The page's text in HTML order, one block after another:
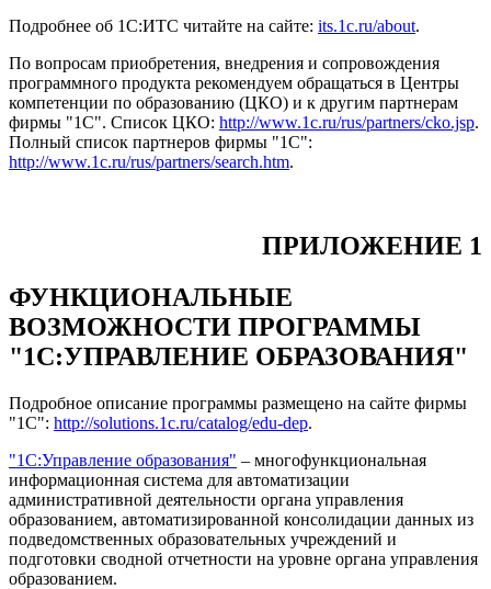
Подробнее об 1С:ИТС читайте на сайте: its.1c.ru/about.
По вопросам приобретения, внедрения и сопровождения
программного продукта рекомендуем обращаться в Центры
компетенции по образованию (ЦКО) и к другим партнерам
фирмы "1С". Список ЦКО: http://www.1c.ru/rus/partners/cko.jsp.
Полный список партнеров фирмы "1С":
http://www.1c.ru/rus/partners/search.htm.
ПРИЛОЖЕНИЕ 1
ФУНКЦИОНАЛЬНЫЕ
ВОЗМОЖНОСТИ ПРОГРАММЫ
"1С:УПРАВЛЕНИЕ ОБРАЗОВАНИЯ"
Подробное описание программы размещено на сайте фирмы
"1С": http://solutions.1c.ru/catalog/edu-dep.
"1С:Управление образования" – многофункциональная
информационная система для автоматизации
административной деятельности органа управления
образованием, автоматизированной консолидации данных из
подведомственных образовательных учреждений и
подготовки сводной отчетности на уровне органа управления
образованием.